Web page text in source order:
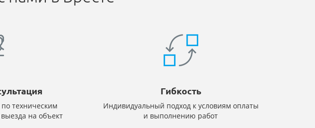
техническим
на объект
Гибкость
Индивидуальный подход к условиям оплаты
и выполнению работ